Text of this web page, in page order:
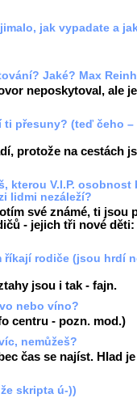
jak vypadate a
Jaké? Max
neposkytoval, ale
ti přesuny? (teď čeho –
protože na cestách
kterou V.I.P. osobnost
lidmi nezáleží?
své známé, ti jsou
- jejich tři nové děti:
říkají rodiče (jsou hrdí
jsou i tak - fajn.
nebo víno?
centru - pozn. mod.)
nemůžeš?
čas se najíst. Hlad je
skripta ú-))